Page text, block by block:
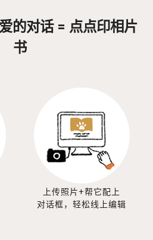
的对话 = 点点印相片
书
上传照片+帮它配上
对话框，轻松线上编辑